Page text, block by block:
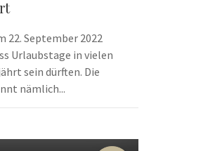
22. September 2022
Urlaubstage in vielen
sein dürften. Die
nämlich...